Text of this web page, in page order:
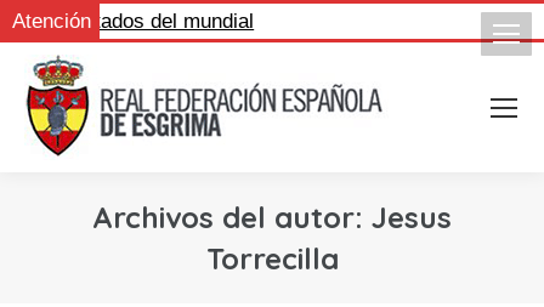
Atención
resultados del mundial
Archivos del autor: Jesus
Torrecilla